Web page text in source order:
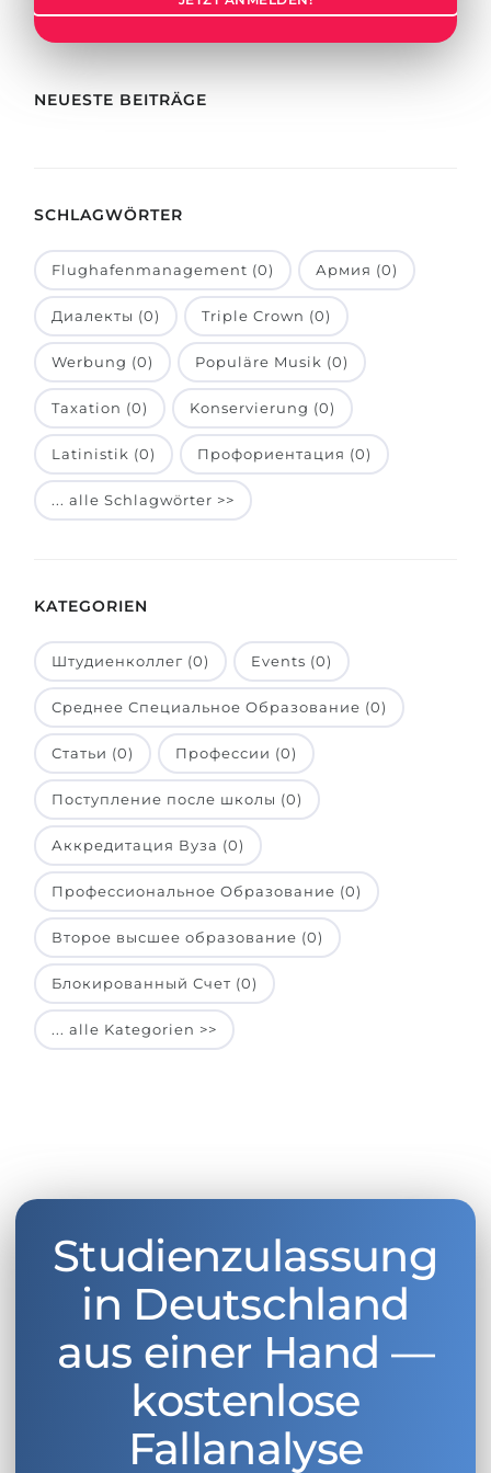
Berufe
Holland-Test
Interessenkarte-Test
RIASEC-Test
Erfolgzu
100%
BEWERBEN FÜR FACHRICHTUNG …
BEWERBEN AUS …
Russland
Ukraine
Kasachstan
Aserbaidschan
Armenien
Belarus
BERATUNG BUCHEN
NEUESTE BEITRÄGE
SCHLAGWÖRTER
Flughafenmanagement (0) Армия (0)
Диалекты (0) Triple Crown (0)
Werbung (0) Populäre Musik (0)
Taxation (0) Konservierung (0)
Latinistik (0) Профориентация (0)
... alle Schlagwörter >>
KATEGORIEN
Штудиенколлег (0) Events (0)
Среднее Специальное Образование (0)
Статьи (0) Профессии (0)
Поступление после школы (0)
Аккредитация Вуза (0)
Профессиональное Образование (0)
Второе высшее образование (0)
Блокированный Счет (0)
... alle Kategorien >>
Studienzulassung
in Deutschland
aus einer Hand —
kostenlose
Fallanalyse